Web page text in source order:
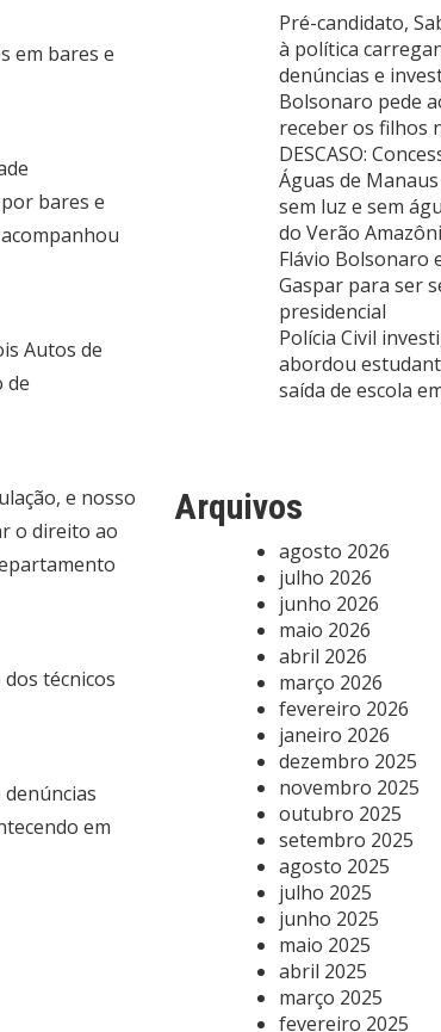
em bares e
bares e
Autos de
de
e nosso
o direito ao
técnicos
em
Pré-candidato,
à política
denúncias e
Bolsonaro pede
receber os filhos
DESCASO:
Águas de
sem luz e sem
do Verão
Flávio Bolsonaro
Gaspar para ser
presidencial
Polícia Civil
abordou
saída de escola
Arquivos
agosto 2026
julho 2026
junho 2026
maio 2026
abril 2026
março 2026
fevereiro 2026
janeiro 2026
dezembro 2025
novembro 2025
outubro 2025
setembro 2025
agosto 2025
julho 2025
junho 2025
maio 2025
abril 2025
março 2025
fevereiro 2025